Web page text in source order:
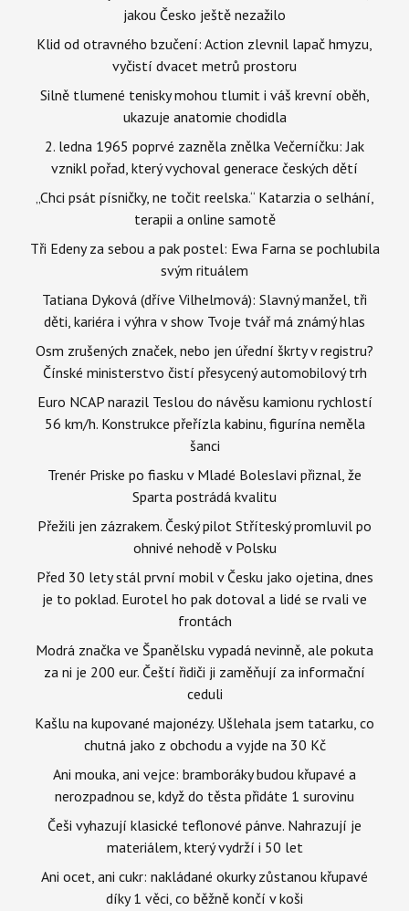
jakou Česko ještě nezažilo
Klid od otravného bzučení: Action zlevnil lapač hmyzu,
vyčistí dvacet metrů prostoru
Silně tlumené tenisky mohou tlumit i váš krevní oběh,
ukazuje anatomie chodidla
2. ledna 1965 poprvé zazněla znělka Večerníčku: Jak
vznikl pořad, který vychoval generace českých dětí
„Chci psát písničky, ne točit reelska.“ Katarzia o selhání,
terapii a online samotě
Tři Edeny za sebou a pak postel: Ewa Farna se pochlubila
svým rituálem
Tatiana Dyková (dříve Vilhelmová): Slavný manžel, tři
děti, kariéra i výhra v show Tvoje tvář má známý hlas
Osm zrušených značek, nebo jen úřední škrty v registru?
Čínské ministerstvo čistí přesycený automobilový trh
Euro NCAP narazil Teslou do návěsu kamionu rychlostí
56 km/h. Konstrukce přeřízla kabinu, figurína neměla
šanci
Trenér Priske po fiasku v Mladé Boleslavi přiznal, že
Sparta postrádá kvalitu
Přežili jen zázrakem. Český pilot Stříteský promluvil po
ohnivé nehodě v Polsku
Před 30 lety stál první mobil v Česku jako ojetina, dnes
je to poklad. Eurotel ho pak dotoval a lidé se rvali ve
frontách
Modrá značka ve Španělsku vypadá nevinně, ale pokuta
za ni je 200 eur. Čeští řidiči ji zaměňují za informační
ceduli
Kašlu na kupované majonézy. Ušlehala jsem tatarku, co
chutná jako z obchodu a vyjde na 30 Kč
Ani mouka, ani vejce: bramboráky budou křupavé a
nerozpadnou se, když do těsta přidáte 1 surovinu
Češi vyhazují klasické teflonové pánve. Nahrazují je
materiálem, který vydrží i 50 let
Ani ocet, ani cukr: nakládané okurky zůstanou křupavé
díky 1 věci, co běžně končí v koši